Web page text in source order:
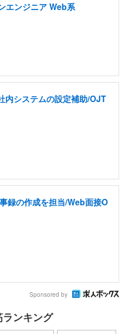
エンジニア Web系
内システムの設定補助/OJT
録の作成を担当/Web面接O
Sponsored by
ンキング